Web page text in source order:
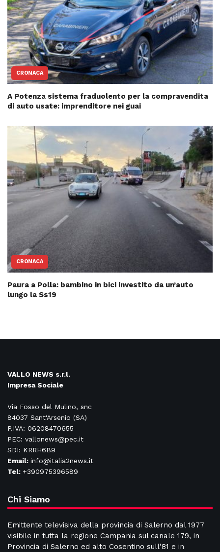
CRONACA
A Potenza sistema fraduolento per la compravendita
di auto usate: imprenditore nei guai
CRONACA
Paura a Polla: bambino in bici investito da un’auto
lungo la Ss19
VALLO NEWS s.r.l.
Impresa Sociale
Via Fosso del Mulino, snc
84037 Sant'Arsenio (SA)
P.IVA: 06208470655
PEC: vallonews@pec.it
SDI: KRRH6B9
Email: info@italia2news.it
Tel: +390975396589
Chi Siamo
Emittente televisiva della provincia di Salerno dal 1977
visibile in tutta la regione Campania sul canale 179, in
Provincia di Salerno ed alto Cosentino sull'81 e in